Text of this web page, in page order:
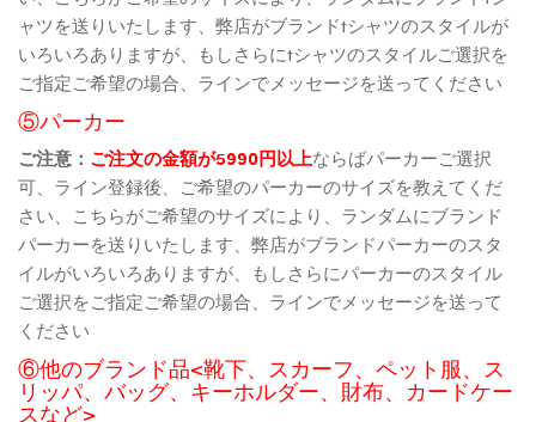
ャツを送りいたします、弊店がブランドtシャツのスタイルが
いろいろありますが、もしさらにtシャツのスタイルご選択を
ご指定ご希望の場合、ラインでメッセージを送ってください
⑤パーカー
ご注意： ご注文の金額が5990円以上ならばパーカーご選択
可、ライン登録後、ご希望のパーカーのサイズを教えてくだ
さい、こちらがご希望のサイズにより、ランダムにブランド
パーカーを送りいたします、弊店がブランドパーカーのスタ
イルがいろいろありますが、もしさらにパーカーのスタイル
ご選択をご指定ご希望の場合、ラインでメッセージを送って
ください
⑥他のブランド品<靴下、スカーフ、ペット服、ス
リッパ、バッグ、キーホルダー、財布、カードケー
スなど>